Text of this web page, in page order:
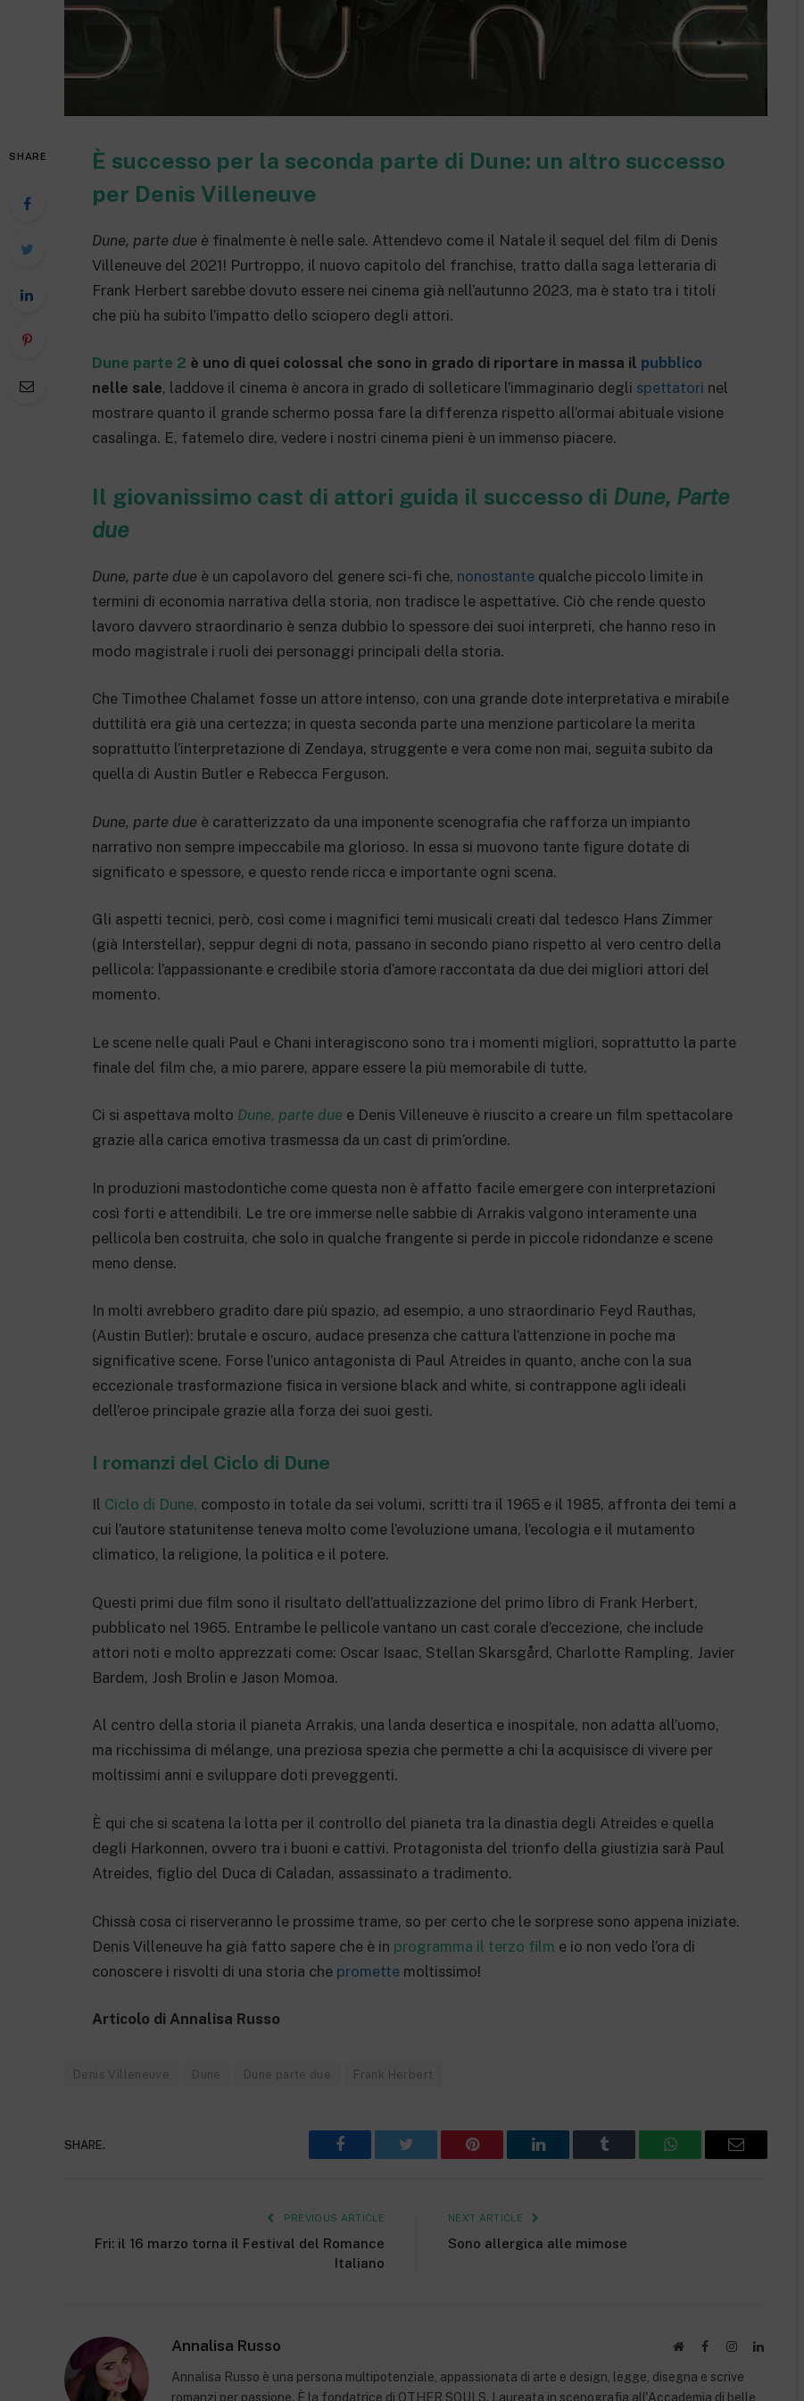
SHARE
È successo per la seconda parte di Dune: un altro successo
per Denis Villeneuve
Dune, parte due è finalmente è nelle sale. Attendevo come il Natale il sequel del film di Denis
Villeneuve del 2021! Purtroppo, il nuovo capitolo del franchise, tratto dalla saga letteraria di
Frank Herbert sarebbe dovuto essere nei cinema già nell’autunno 2023, ma è stato tra i titoli
che più ha subito l’impatto dello sciopero degli attori.
Dune parte 2 è uno di quei colossal che sono in grado di riportare in massa il pubblico
nelle sale, laddove il cinema è ancora in grado di solleticare l’immaginario degli spettatori nel
mostrare quanto il grande schermo possa fare la differenza rispetto all’ormai abituale visione
casalinga. E, fatemelo dire, vedere i nostri cinema pieni è un immenso piacere.
Il giovanissimo cast di attori guida il successo di Dune, Parte
due
Dune, parte due è un capolavoro del genere sci-fi che, nonostante qualche piccolo limite in
termini di economia narrativa della storia, non tradisce le aspettative. Ciò che rende questo
lavoro davvero straordinario è senza dubbio lo spessore dei suoi interpreti, che hanno reso in
modo magistrale i ruoli dei personaggi principali della storia.
Che Timothee Chalamet fosse un attore intenso, con una grande dote interpretativa e mirabile
duttilità era già una certezza; in questa seconda parte una menzione particolare la merita
soprattutto l’interpretazione di Zendaya, struggente e vera come non mai, seguita subito da
quella di Austin Butler e Rebecca Ferguson.
Dune, parte due è caratterizzato da una imponente scenografia che rafforza un impianto
narrativo non sempre impeccabile ma glorioso. In essa si muovono tante figure dotate di
significato e spessore, e questo rende ricca e importante ogni scena.
Gli aspetti tecnici, però, così come i magnifici temi musicali creati dal tedesco Hans Zimmer
(già Interstellar), seppur degni di nota, passano in secondo piano rispetto al vero centro della
pellicola: l’appassionante e credibile storia d’amore raccontata da due dei migliori attori del
momento.
Le scene nelle quali Paul e Chani interagiscono sono tra i momenti migliori, soprattutto la parte
finale del film che, a mio parere, appare essere la più memorabile di tutte.
Ci si aspettava molto Dune, parte due e Denis Villeneuve è riuscito a creare un film spettacolare
grazie alla carica emotiva trasmessa da un cast di prim’ordine.
In produzioni mastodontiche come questa non è affatto facile emergere con interpretazioni
così forti e attendibili. Le tre ore immerse nelle sabbie di Arrakis valgono interamente una
pellicola ben costruita, che solo in qualche frangente si perde in piccole ridondanze e scene
meno dense.
In molti avrebbero gradito dare più spazio, ad esempio, a uno straordinario Feyd Rauthas,
(Austin Butler): brutale e oscuro, audace presenza che cattura l’attenzione in poche ma
significative scene. Forse l’unico antagonista di Paul Atreides in quanto, anche con la sua
eccezionale trasformazione fisica in versione black and white, si contrappone agli ideali
dell’eroe principale grazie alla forza dei suoi gesti.
I romanzi del Ciclo di Dune
Il Ciclo di Dune, composto in totale da sei volumi, scritti tra il 1965 e il 1985, affronta dei temi a
cui l’autore statunitense teneva molto come l’evoluzione umana, l’ecologia e il mutamento
climatico, la religione, la politica e il potere.
Questi primi due film sono il risultato dell’attualizzazione del primo libro di Frank Herbert,
pubblicato nel 1965. Entrambe le pellicole vantano un cast corale d’eccezione, che include
attori noti e molto apprezzati come: Oscar Isaac, Stellan Skarsgård, Charlotte Rampling, Javier
Bardem, Josh Brolin e Jason Momoa.
Al centro della storia il pianeta Arrakis, una landa desertica e inospitale, non adatta all’uomo,
ma ricchissima di mélange, una preziosa spezia che permette a chi la acquisisce di vivere per
moltissimi anni e sviluppare doti preveggenti.
È qui che si scatena la lotta per il controllo del pianeta tra la dinastia degli Atreides e quella
degli Harkonnen, ovvero tra i buoni e cattivi. Protagonista del trionfo della giustizia sarà Paul
Atreides, figlio del Duca di Caladan, assassinato a tradimento.
Chissà cosa ci riserveranno le prossime trame, so per certo che le sorprese sono appena iniziate.
Denis Villeneuve ha già fatto sapere che è in programma il terzo film e io non vedo l’ora di
conoscere i risvolti di una storia che promette moltissimo!
Articolo di Annalisa Russo
Denis Villeneuve Dune Dune parte due Frank Herbert
SHARE.
Facebook Twitter Pinterest LinkedIn Tumblr WhatsAppEmail
PREVIOUS ARTICLE
Fri: il 16 marzo torna il Festival del Romance
Italiano
NEXT ARTICLE
Sono allergica alle mimose
Annalisa Russo WebsiteFacebookInstagramLinkedIn
Annalisa Russo è una persona multipotenziale, appassionata di arte e design, legge, disegna e scrive
romanzi per passione. È la fondatrice di OTHER SOULS. Laureata in scenografia all'Accademia di belle